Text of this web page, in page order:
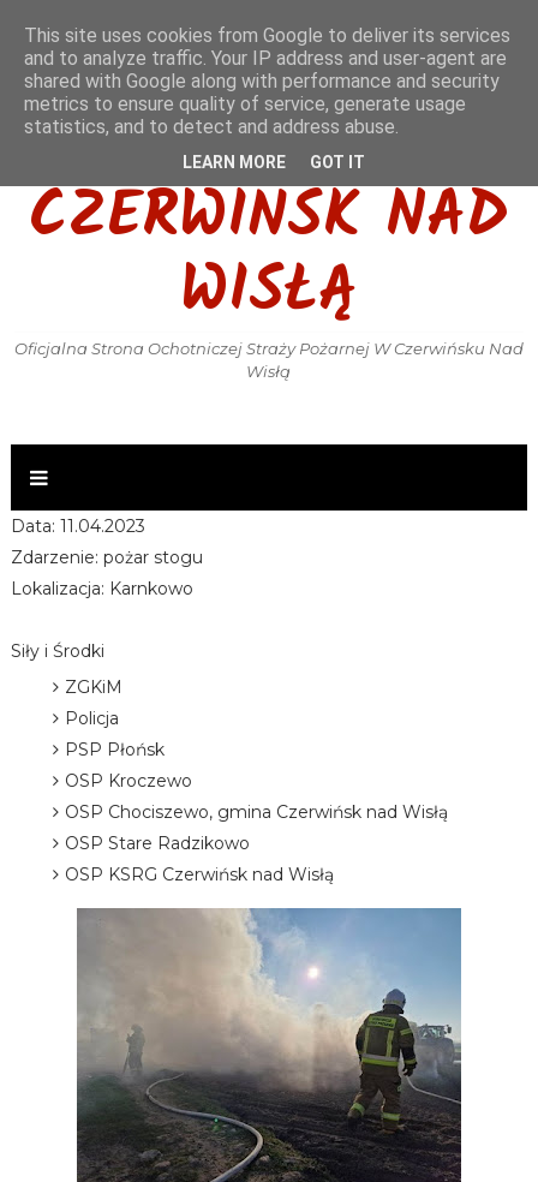
OSP KSRG
CZERWIŃSK NAD
WISŁĄ
Oficjalna Strona Ochotniczej Straży Pożarnej W Czerwińsku Nad
Wisłą
Data: 11.04.2023
Zdarzenie: pożar stogu
Lokalizacja: Karnkowo
Siły i Środki
ZGKiM
Policja
PSP Płońsk
OSP Kroczewo
OSP Chociszewo, gmina Czerwińsk nad Wisłą
OSP Stare Radzikowo
OSP KSRG Czerwińsk nad Wisłą
This site uses cookies from Google to deliver its services
and to analyze traffic. Your IP address and user-agent are
shared with Google along with performance and security
metrics to ensure quality of service, generate usage
statistics, and to detect and address abuse.
LEARN MORE GOT IT